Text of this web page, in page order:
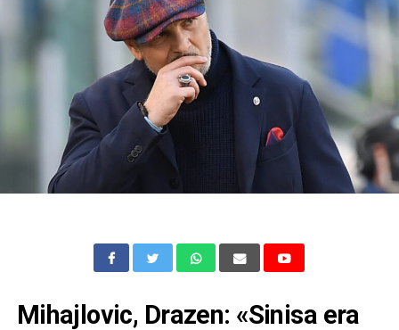
Mihajlovic, Drazen: «Sinisa era